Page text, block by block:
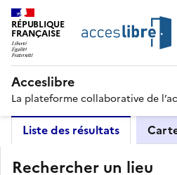
RÉPUBLIQUE
FRANÇAISE
Acceslibre
La plateforme collaborative de
Liste des résultats
Rechercher un lieu